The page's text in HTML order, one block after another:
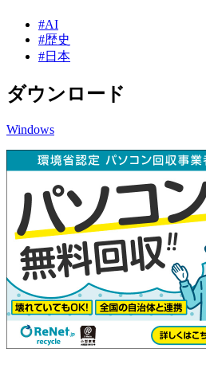
#AI
#歴史
#日本
ダウンロード
Windows